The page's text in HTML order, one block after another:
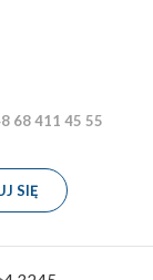
68 411 45 55
SIĘ